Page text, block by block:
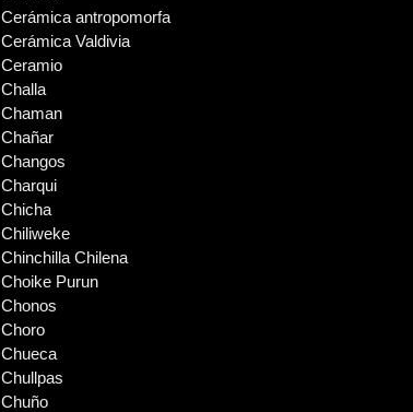
Cerámica antropomorfa
Cerámica Valdivia
Ceramio
Challa
Chaman
Chañar
Changos
Charqui
Chicha
Chiliweke
Chinchilla Chilena
Choike Purun
Chonos
Choro
Chueca
Chullpas
Chuño